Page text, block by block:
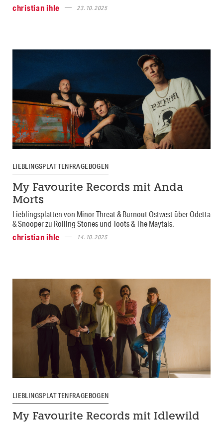
christian ihle
23.10.2025
LIEBLINGSPLATTENFRAGEBOGEN
My Favourite Records mit Anda
Morts
Lieblingsplatten von Minor Threat & Burnout Ostwest über Odetta
& Snooper zu Rolling Stones und Toots & The Maytals.
christian ihle
14.10.2025
LIEBLINGSPLATTENFRAGEBOGEN
My Favourite Records mit Idlewild